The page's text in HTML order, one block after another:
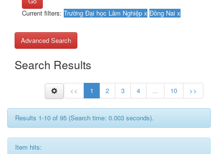
Current filters:
Advanced Search
Search Results
<< 1 2 3 4 ... 10 >>
Results 1-10 of 95 (Search time: 0.003 seconds).
Item hits: